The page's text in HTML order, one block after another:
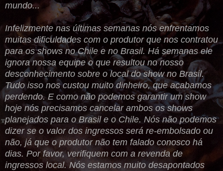
mundo...
Infelizmente nas últimas semanas nós enfrentamos
muitas dificuldades com o produtor que nos contratou
para os shows no Chile e no Brasil. Há semanas ele
ignora nossa equipe o que resultou no nosso
desconhecimento sobre o local do show no Brasil.
Tudo isso nos custou muito dinheiro, que acabamos
perdendo. E como não podemos garantir um show
hoje nós precisamos cancelar ambos os shows
planejados para o Brasil e o Chile. Nós não podemos
dizer se o valor dos ingressos será re-embolsado ou
não, já que o produtor não tem falado conosco há
dias. Por favor, verifiquem com a revenda de
ingressos local. Nós estamos muito desapontados